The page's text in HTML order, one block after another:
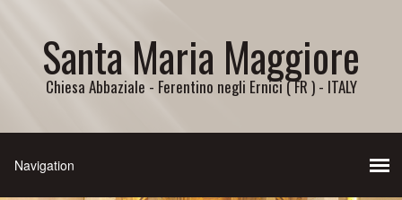
Santa Maria Maggiore
Chiesa Abbaziale - Ferentino negli Ernici ( FR ) - ITALY